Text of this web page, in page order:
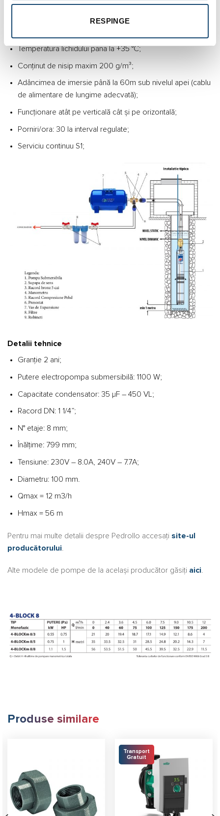
RESPINGE
Temperatura lichidului pana la +35 °C;
Conținut de nisip maxim 200 g/m³;
Adâncimea de imersie până la 60m sub nivelul apei (cablu
de alimentare de lungime adecvată);
Funcționare atât pe verticală cât și pe orizontală;
Porniri/ora: 30 la interval regulate;
Serviciu continuu S1;
Detalii tehnice
Granție 2 ani;
Putere electropompa submersibilă: 1100 W;
Capacitate condensator: 35 μF – 450 VL;
Racord DN: 1 1/4”;
N° etaje: 8 mm;
Înălțime: 799 mm;
Tensiune: 230V – 8.0A, 240V – 7.7A;
Diametru: 100 mm.
Qmax = 12 m3/h
Hmax = 56 m
Pentru mai multe detalii despre Pedrollo accesați site-ul
producătorului
Alte modele de pompe de la același producător găsiți aici.
Produse similare
Transport
Gratuit